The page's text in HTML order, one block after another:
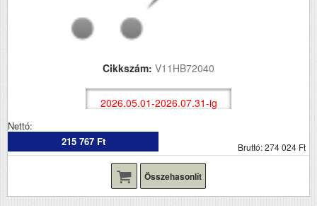
Cikkszám: V11HB72040
2026.05.01-2026.07.31-ig
Nettó:
215 767 Ft
Bruttó: 274 024 Ft
Összehasonlít